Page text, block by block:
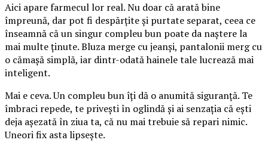
Aici apare farmecul lor real. Nu doar că arată bine
împreună, dar pot fi despărțite și purtate separat, ceea ce
înseamnă că un singur compleu bun poate da naștere la
mai multe ținute. Bluza merge cu jeanși, pantalonii merg cu
o cămașă simplă, iar dintr-odată hainele tale lucrează mai
inteligent.
Mai e ceva. Un compleu bun îți dă o anumită siguranță. Te
îmbraci repede, te privești în oglindă și ai senzația că ești
deja așezată în ziua ta, că nu mai trebuie să repari nimic.
Uneori fix asta lipsește.